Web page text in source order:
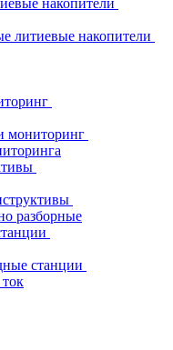
накопители
литиевые накопители
мониторинг
разборные
станции